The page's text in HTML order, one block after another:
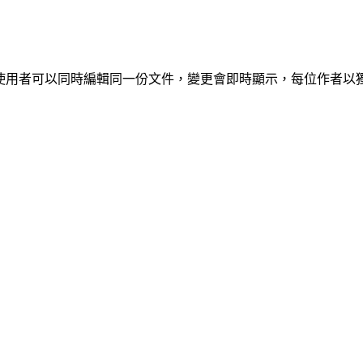
者可以同時編輯同一份文件，變更會即時顯示，每位作者以